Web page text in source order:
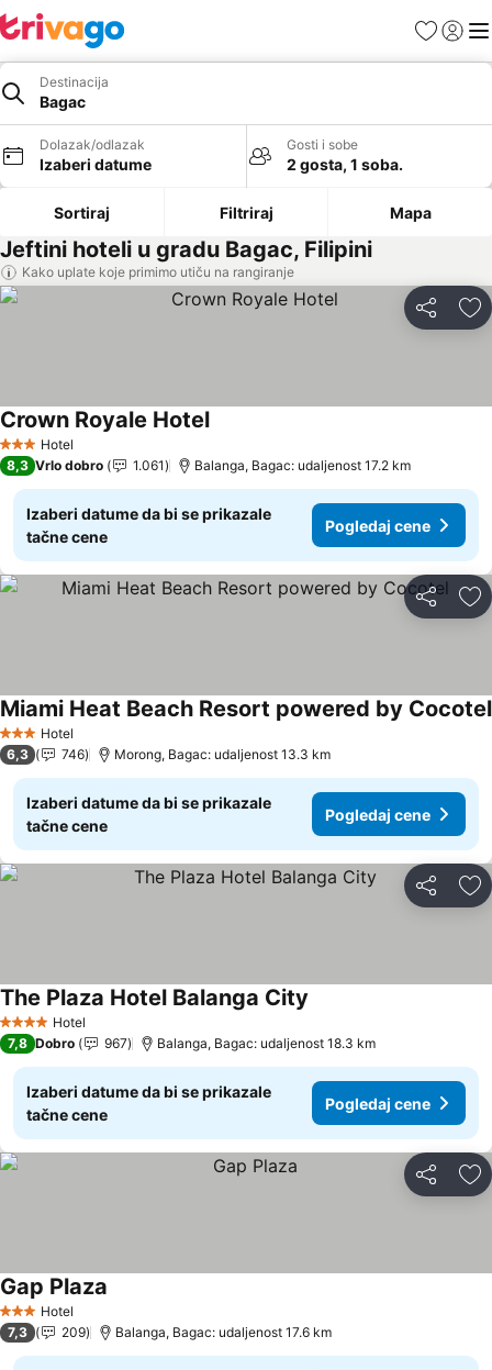
FavoritiPrijavi
Destinacija
Bagac
Dolazak/odlazak
Izaberi datume
Gosti i sobe
2 gosta, 1 soba.
Sortiraj Filtriraj Mapa
Jeftini hoteli u gradu Bagac, Filipini
Kako uplate koje primimo utiču na rangiranje
Deli
3 Zvezdice
Hotel
Crown Royale HotelPogledaj cene
8,3 Vrlo dobro 1.061 Balanga, Bagac: udaljenost 17.2 km
Izaberi datume da bi se prikazale
tačne cene
Pogledaj cene
Deli
3 Zvezdice
Hotel
Miami Heat Beach Resort powered by Cocotel
6,3 746 Morong, Bagac: udaljenost 13.3 km
Izaberi datume da bi se prikazale
tačne cene
Pogledaj cene
Deli
4 ZvezdiceHotel
The Plaza Hotel Balanga City
7,8 Dobro 967 Balanga, Bagac: udaljenost 18.3 km
Izaberi datume da bi se prikazale
tačne cene
Pogledaj cene
Deli
3 Zvezdice
Hotel
Gap Plaza
7,3 209 Balanga, Bagac: udaljenost 17.6 km